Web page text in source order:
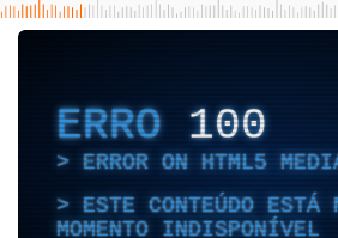
ERRO 100
ERROR ON HTML5
ESTE CONTEÚDO ESTÁ
MOMENTO INDISPONÍVEL